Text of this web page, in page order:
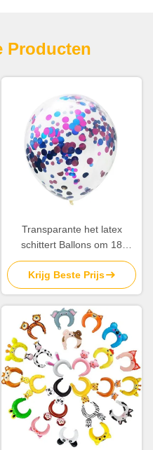
Producten
Transparante het latex
schittert Ballons om 18
Ballons van Duimconfettien
Krijg Beste Prijs